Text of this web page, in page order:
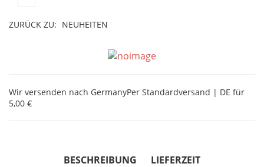
ZURÜCK ZU: NEUHEITEN
Wir versenden nach GermanyPer Standardversand | DE für
5,00 €
BESCHREIBUNG LIEFERZEIT